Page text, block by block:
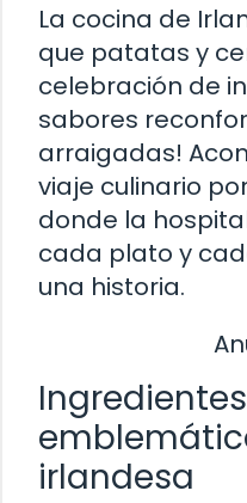
La cocina de
que patatas y
celebración de
sabores
arraigadas!
viaje culinario
donde la
cada plato y
una historia.
Ingredientes
irlandesa